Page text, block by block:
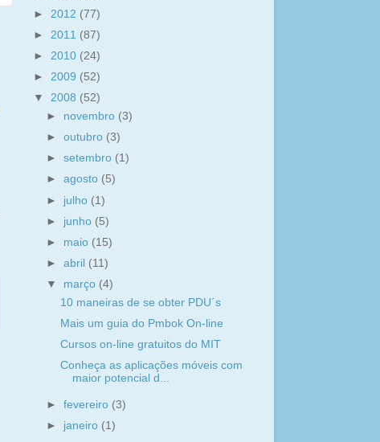
► 2012 (77)
► 2011 (87)
► 2010 (24)
► 2009 (52)
▼ 2008 (52)
► novembro (3)
►outubro (3)
►setembro (1)
►agosto (5)
► julho (1)
► junho (5)
► maio (15)
►abril (11)
▼ março (4)
10 maneiras de se obter PDU´s
Mais um guia do Pmbok On-line
Cursos on-line gratuitos do MIT
Conheça as aplicações móveis com
maior potencial d...
►fevereiro (3)
► janeiro (1)